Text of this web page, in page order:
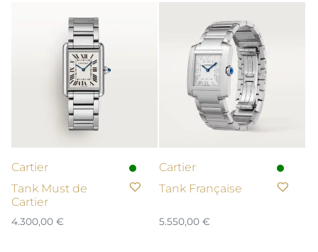
Cartier
Tank Must de
Cartier
4.300,00 €
Cartier
Tank Française
5.550,00 €